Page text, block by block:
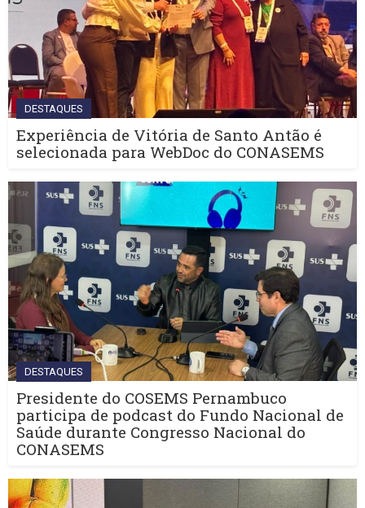
DESTAQUES
Experiência de Vitória de Santo Antão é
selecionada para WebDoc do CONASEMS
DESTAQUES
Presidente do COSEMS Pernambuco
participa de podcast do Fundo Nacional de
Saúde durante Congresso Nacional do
CONASEMS